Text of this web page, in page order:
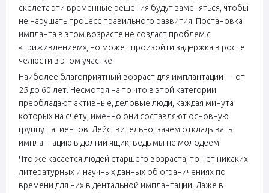
скелета эти временные решения будут заменяться, чтобы
не нарушать процесс правильного развития. Постановка
импланта в этом возрасте не создаст проблем с
«приживлением», но может произойти задержка в росте
челюсти в этом участке.
Наиболее благоприятный возраст для имплантации — от
25 до 60 лет. Несмотря на то что в этой категории
преобладают активные, деловые люди, каждая минута
которых на счету, именно они составляют основную
группу пациентов. Действительно, зачем откладывать
имплантацию в долгий ящик, ведь мы не молодеем!
Что же касается людей старшего возраста, то нет никаких
литературных и научных данных об ограничениях по
времени для них в дентальной имплантации. Даже в